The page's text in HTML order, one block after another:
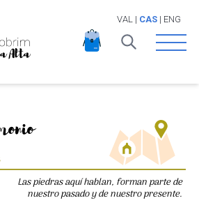
VAL | CAS| ENG
Open
Las piedras aquí hablan, forman parte de
nuestro pasado y de nuestro presente.